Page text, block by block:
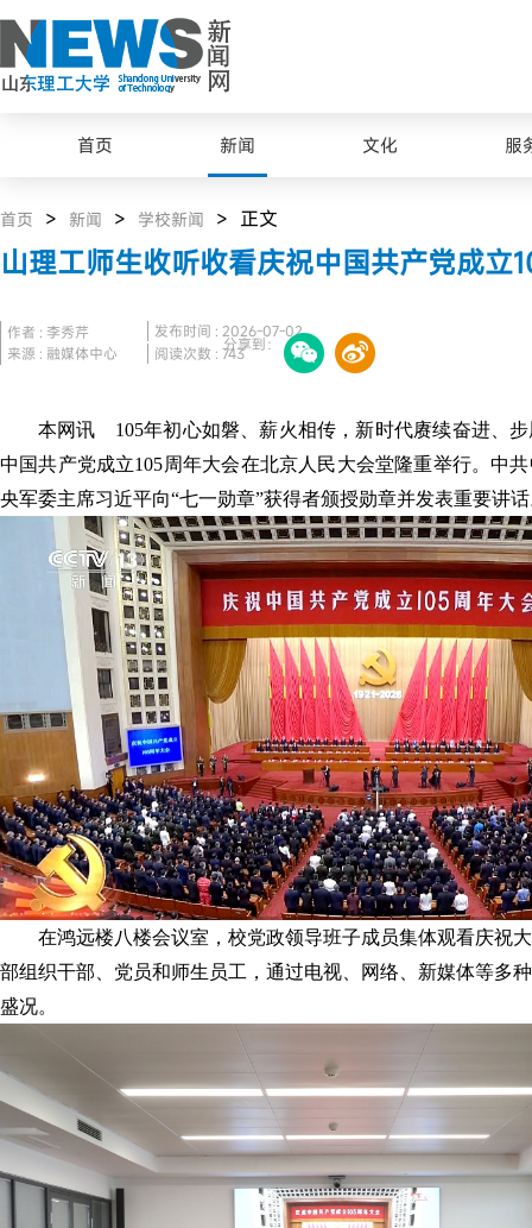
首页 新闻 文化 服
首页 > 新闻 > 学校新闻 > 正文
山理工师生收听收看庆祝中国共产党成立
作者 : 李秀芹
来源 : 融媒体中心
发布时间 : 2026-07-02
阅读次数 : 743
分享到：
本网讯 105年初心如磐、薪火相传，新时代赓续奋进、
中国共产党成立105周年大会在北京人民大会堂隆重举行。中
央军委主席习近平向“七一勋章”获得者颁授勋章并发表重要讲
在鸿远楼八楼会议室，校党政领导班子成员集体观看庆祝
部组织干部、党员和师生员工，通过电视、网络、新媒体等多
盛况。
最美山理工